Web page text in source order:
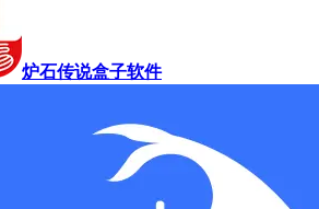
炉石传说盒子软件